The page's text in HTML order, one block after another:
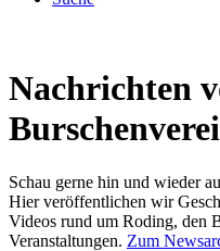
Nachrichten
Schau gerne hin und wieder
Hier veröffentlichen wir
Videos rund um Roding, den
Veranstaltungen. Zum